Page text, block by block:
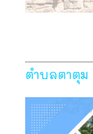
ตำบลตาตุม